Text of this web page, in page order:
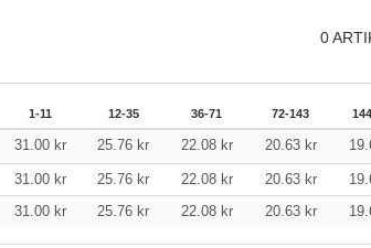
0
1-11 12-35 36-71 72-143
31.00 kr 25.76 kr 22.08 kr 20.63 kr
31.00 kr 25.76 kr 22.08 kr 20.63 kr
31.00 kr 25.76 kr 22.08 kr 20.63 kr